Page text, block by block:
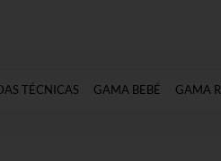
TÉCNICAS GAMA BEBÉ GAMA